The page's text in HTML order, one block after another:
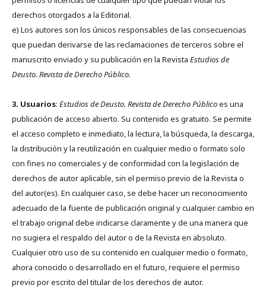
derechos otorgados a la Editorial.
e) Los autores son los únicos responsables de las consecuencias
que puedan derivarse de las reclamaciones de terceros sobre el
manuscrito enviado y su publicación en la Revista Estudios de
Deusto. Revista de Derecho Público.
3. Usuarios: Estudios de Deusto. Revista de Derecho Públicoes una
publicación de acceso abierto. Su contenido es gratuito. Se permite
el acceso completo e inmediato, la lectura, la búsqueda, la descarga,
la distribución y la reutilización en cualquier medio o formato solo
con fines no comerciales y de conformidad con la legislación de
derechos de autor aplicable, sin el permiso previo de la Revista o
del autor(es). En cualquier caso, se debe hacer un reconocimiento
adecuado de la fuente de publicación original y cualquier cambio en
el trabajo original debe indicarse claramente y de una manera que
no sugiera el respaldo del autor o de la Revista en absoluto.
Cualquier otro uso de su contenido en cualquier medio o formato,
ahora conocido o desarrollado en el futuro, requiere el permiso
previo por escrito del titular de los derechos de autor.